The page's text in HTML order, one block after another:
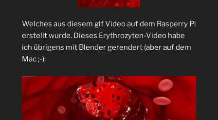
Welches aus diesem gif Video auf dem Rasperry Pi
erstellt wurde. Dieses Erythrozyten-Video habe
ich übrigens mit Blender gerendert (aber auf dem
Mac ;-):